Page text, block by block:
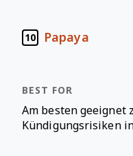
10 Papaya
Am besten geeignet
Kündigungsrisiken